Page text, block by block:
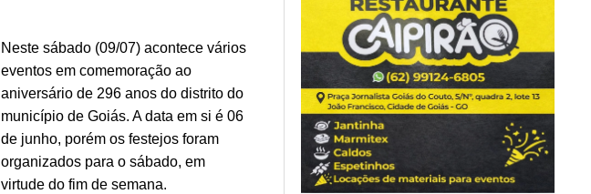
Neste sábado (09/07) acontece vários
eventos em comemoração ao
aniversário de 296 anos do distrito do
município de Goiás. A data em si é 06
de junho, porém os festejos foram
organizados para o sábado, em
virtude do fim de semana.